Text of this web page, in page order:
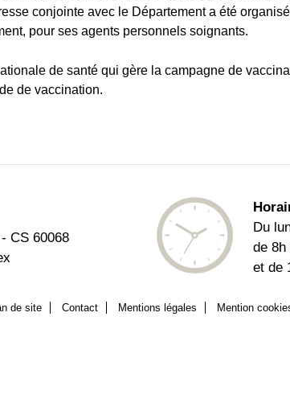
conjointe avec le Département a été
pour ses agents personnels soignants.
de santé qui gère la campagne de
de vaccination.
CS 60068
Du
de 8h
et de
de site Contact Mentions légales Mention